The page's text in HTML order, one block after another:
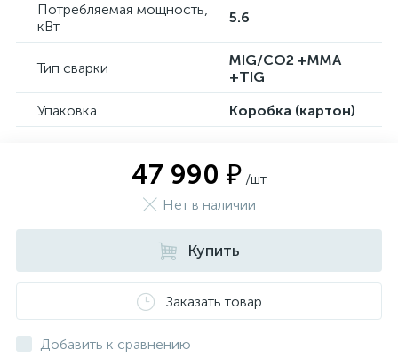
Потребляемая мощность,
кВт
5.6
Тип сварки
MIG/CO2 +MMA
+TIG
Упаковка
Коробка (картон)
47 990 ₽ /шт
Нет в наличии
Купить
Заказать товар
Добавить к сравнению